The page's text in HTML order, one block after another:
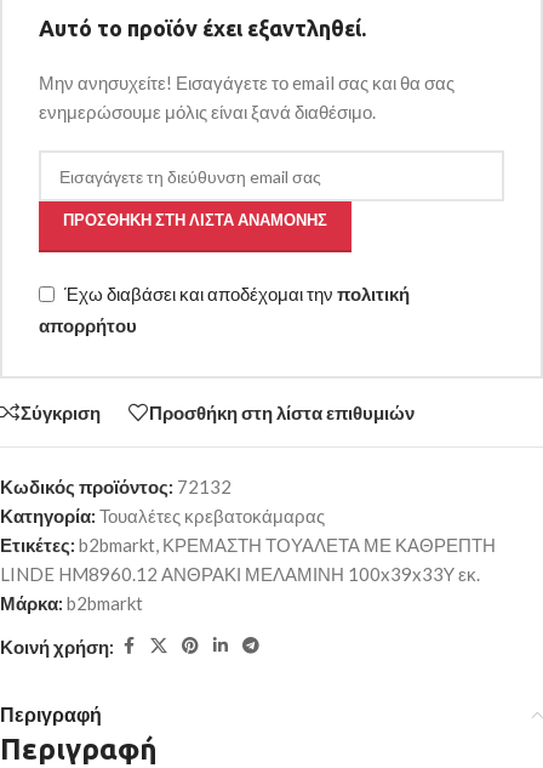
Αυτό το προϊόν έχει εξαντληθεί.
Μην ανησυχείτε! Εισαγάγετε το email σας και θα σας
ενημερώσουμε μόλις είναι ξανά διαθέσιμο.
ΠΡΟΣΘΉΚΗ ΣΤΗ ΛΊΣΤΑ ΑΝΑΜΟΝΉΣ
Έχω διαβάσει και αποδέχομαι την πολιτική
απορρήτου
Σύγκριση Προσθήκη στη λίστα επιθυμιών
Κωδικός προϊόντος: 72132
Κατηγορία: Τουαλέτες κρεβατοκάμαρας
Ετικέτες: b2bmarkt, ΚΡΕΜΑΣΤΗ ΤΟΥΑΛΕΤΑ ΜΕ ΚΑΘΡΕΠΤΗ
LINDE HM8960.12 ΑΝΘΡΑΚΙ ΜΕΛΑΜΙΝΗ 100x39x33Y εκ.
Μάρκα: b2bmarkt
Κοινή χρήση:
Περιγραφή
Περιγραφή